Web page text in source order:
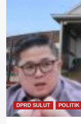
DPRD SULUT POLITIK